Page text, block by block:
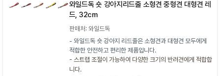
와일드독 숏 강아지리드줄 소형견 중형견 대형견 레
드, 32cm
판매처: 와일드독
- 와일드독 숏 강아지 리드줄은 소형견과 대형견 모두에게
적합한 안전하고 편리한 제품입니다.
- 스트랩 조절이 가능하여 다양한 크기의 반려견에게 적합합
니다.